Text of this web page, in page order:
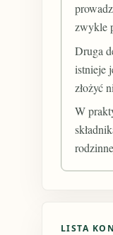
zwykle
Druga
istnieje
złożyć
W
LISTA